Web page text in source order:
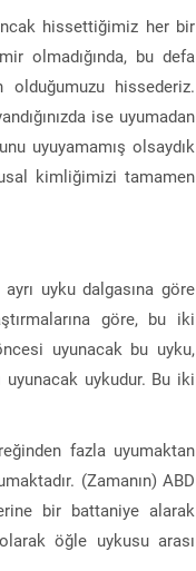
hissettiğimiz her bir
olmadığında, bu defa
olduğumuzu hissederiz.
ise uyumadan
uyuyamamış olsaydık
kimliğimizi tamamen
uyku dalgasına göre
göre, bu iki
uyunacak bu uyku,
uykudur. Bu iki
fazla uyumaktan
(Zamanın) ABD
bir battaniye alarak
öğle uykusu arası